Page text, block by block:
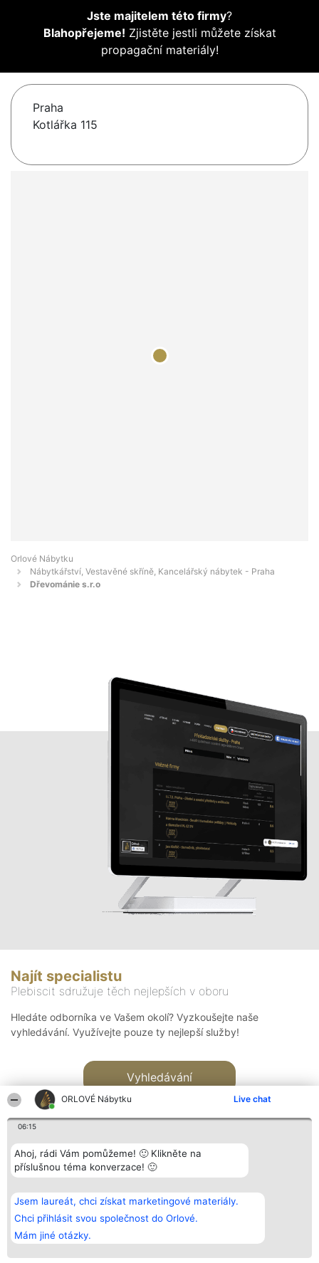
ORLOVÉ Nábytku Live chat
06:15
Ahoj, rádi Vám pomůžeme! 🙂 Klikněte na
příslušnou téma konverzace! 🙂
Jsem laureát, chci získat marketingové materiály.
Chci přihlásit svou společnost do Orlové.
Mám jiné otázky.
Jste majitelem této firmy?
Blahopřejeme! Zjistěte jestli můžete získat
propagační materiály!
Praha
Kotlářka 115
Orlové Nábytku
Nábytkářství, Vestavěné skříně, Kancelářský nábytek - Praha
Dřevománie s.r.o
Najít specialistu
Plebiscit sdružuje těch nejlepších v oboru
Hledáte odborníka ve Vašem okolí? Vyzkoušejte naše
vyhledávání. Využívejte pouze ty nejlepší služby!
Vyhledávání
Bright Side Solutions sp. z o.
o. sp. k.
ul. Ruska 22
Wrocław 50-079
KRS 0000749100 | Regon
381313360 | NIP 8943132676
Vítězové
Seznam všech
laureátů
Zásady
Zásady
Kontakt